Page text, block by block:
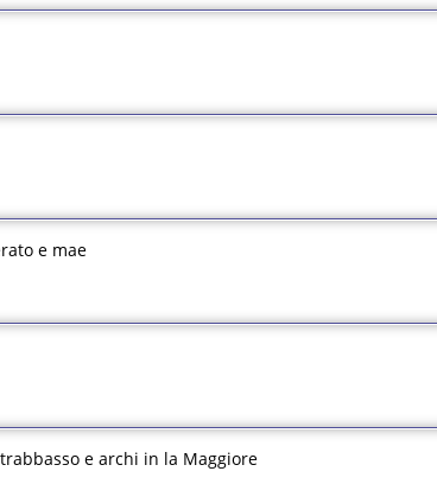
e mae
e archi in la Maggiore